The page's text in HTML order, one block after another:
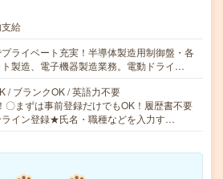
給
ライベート充実！半導体製造用制御盤・各
製造、電子機器製造業務。電動ドライ…
/ ブランクOK / 英語力不要
まずは事前登録だけでもOK！履歴書不要
ライン登録★氏名・職種などを入力す…